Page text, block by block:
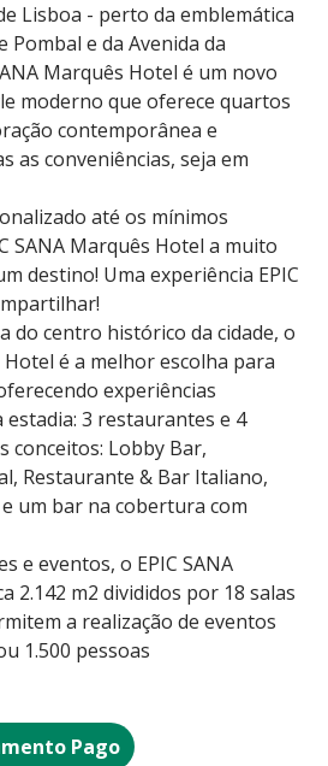
Lisboa - perto da emblemática
Pombal e da Avenida da
Marquês Hotel é um novo
moderno que oferece quartos
contemporânea e
as conveniências, seja em
até os mínimos
SANA Marquês Hotel a muito
destino! Uma experiência EPIC
do centro histórico da cidade, o
Hotel é a melhor escolha para
experiências
3 restaurantes e 4
conceitos: Lobby Bar,
Restaurante & Bar Italiano,
um bar na cobertura com
e eventos, o EPIC SANA
2.142 m2 divididos por 18 salas
a realização de eventos
1.500 pessoas
Pago